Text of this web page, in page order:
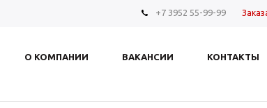
+7 3952 55-99-99
О КОМПАНИИ ВАКАНСИИ КОНТАКТЫ